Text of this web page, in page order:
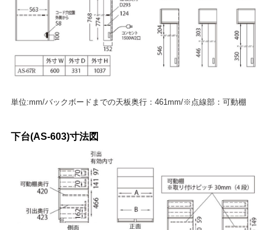
単位:mm/バックボードまでの天板奥行：461mm/※点線部：可動棚
下台(AS-603)寸法図